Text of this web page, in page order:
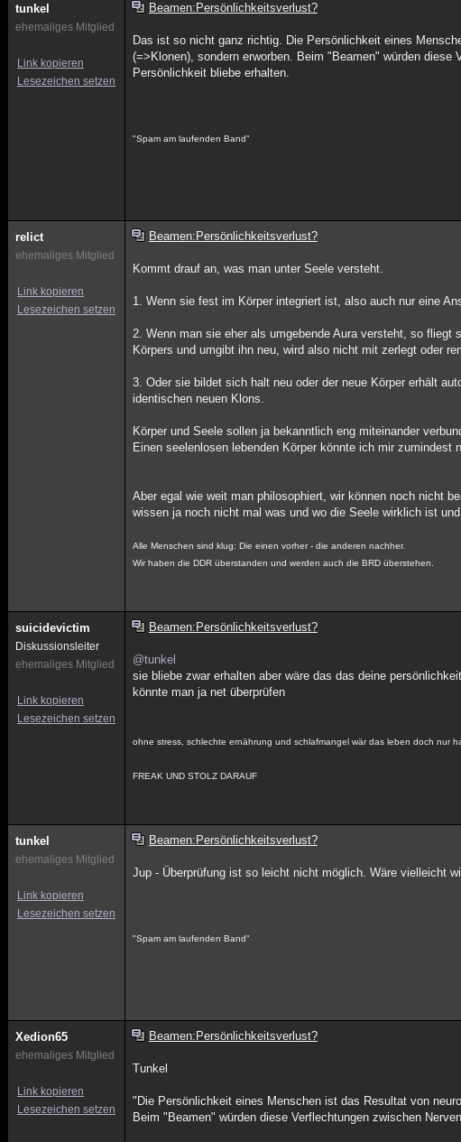
tunkel
ehemaliges Mitglied
Link kopieren
Lesezeichen setzen
Beamen:Persönlichkeitsverlust?
Das ist so nicht ganz richtig. Die Persönlichkeit eines
(=>Klonen), sondern erworben. Beim "Beamen" würden
Persönlichkeit bliebe erhalten.
"Spam am laufenden Band"
relict
ehemaliges Mitglied
Link kopieren
Lesezeichen setzen
Beamen:Persönlichkeitsverlust?
Kommt drauf an, was man unter Seele versteht.
1. Wenn sie fest im Körper integriert ist, also auch nur eine
2. Wenn man sie eher als umgebende Aura versteht, so
Körpers und umgibt ihn neu, wird also nicht mit zerlegt oder
3. Oder sie bildet sich halt neu oder der neue Körper erhält
identischen neuen Klons.
Körper und Seele sollen ja bekanntlich eng miteinander
Einen seelenlosen lebenden Körper könnte ich mir zumindest
Aber egal wie weit man philosophiert, wir können noch nicht
wissen ja noch nicht mal was und wo die Seele wirklich ist
Alle Menschen sind klug: Die einen vorher - die anderen nachher.
Wir haben die DDR überstanden und werden auch die BRD überstehen.
suicidevictim
Diskussionsleiter
ehemaliges Mitglied
Link kopieren
Lesezeichen setzen
Beamen:Persönlichkeitsverlust?
@tunkel
sie bliebe zwar erhalten aber wäre das das deine
könnte man ja net überprüfen
ohne stress, schlechte ernährung und schlafmangel wär das leben doch nur
FREAK UND STOLZ DARAUF
tunkel
ehemaliges Mitglied
Link kopieren
Lesezeichen setzen
Beamen:Persönlichkeitsverlust?
Jup - Überprüfung ist so leicht nicht möglich. Wäre vielleicht
"Spam am laufenden Band"
Xedion65
ehemaliges Mitglied
Link kopieren
Lesezeichen setzen
Beamen:Persönlichkeitsverlust?
Tunkel
"Die Persönlichkeit eines Menschen ist das Resultat von
Beim "Beamen" würden diese Verflechtungen zwischen